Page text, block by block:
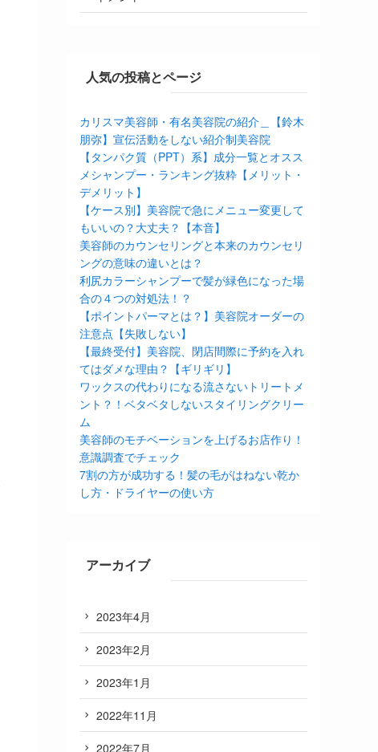
人気の投稿とページ
カリスマ美容師・有名美容院の紹介＿【鈴木
朋弥】宣伝活動をしない紹介制美容院
【タンパク質（PPT）系】成分一覧とオスス
メシャンプー・ランキング抜粋【メリット・
デメリット】
【ケース別】美容院で急にメニュー変更して
もいいの？大丈夫？【本音】
美容師のカウンセリングと本来のカウンセリ
ングの意味の違いとは？
利尻カラーシャンプーで髪が緑色になった場
合の４つの対処法！？
【ポイントパーマとは？】美容院オーダーの
注意点【失敗しない】
【最終受付】美容院、閉店間際に予約を入れ
てはダメな理由？【ギリギリ】
ワックスの代わりになる流さないトリートメ
ント？！ベタベタしないスタイリングクリー
ム
美容師のモチベーションを上げるお店作り！
意識調査でチェック
7割の方が成功する！髪の毛がはねない乾か
し方・ドライヤーの使い方
アーカイブ
2023年4月
2023年2月
2023年1月
2022年11月
2022年7月